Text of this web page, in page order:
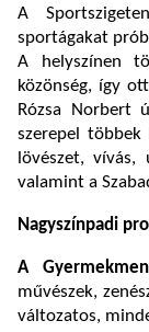
A
sportágakat
A helyszínen
közönség, így
Rózsa Norbert
szerepel többek
lövészet, vívás,
valamint a
Nagyszínpadi
A
művészek,
változatos,